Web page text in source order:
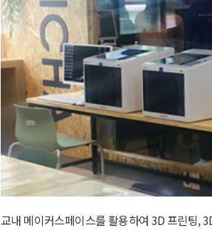
교내 메이커스페이스를 활용하여 3D 프린팅,